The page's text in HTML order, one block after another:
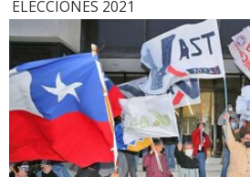
ELECCIONES 2021